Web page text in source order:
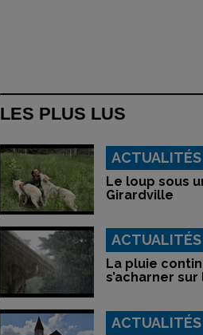
LES PLUS LUS
ACTUALITÉS
Le loup sous
Girardville
ACTUALITÉS
La pluie
s’acharner
ACTUALITÉS